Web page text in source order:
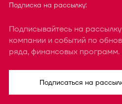
Подписка на рассылку:
Подписывайтесь на
компании и событий по
ряда, финансовых программ.
Подписаться на